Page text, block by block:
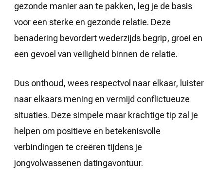
gezonde manier aan te pakken, leg je de basis
voor een sterke en gezonde relatie. Deze
benadering bevordert wederzijds begrip, groei en
een gevoel van veiligheid binnen de relatie.
Dus onthoud, wees respectvol naar elkaar, luister
naar elkaars mening en vermijd conflictueuze
situaties. Deze simpele maar krachtige tip zal je
helpen om positieve en betekenisvolle
verbindingen te creëren tijdens je
jongvolwassenen datingavontuur.